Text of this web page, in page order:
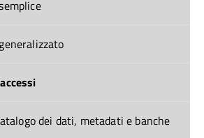
dei dati, metadati e banche